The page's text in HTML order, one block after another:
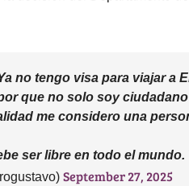
no tengo visa para viajar a
que no solo soy
me considero una
ser libre en todo el
September 27, 2025